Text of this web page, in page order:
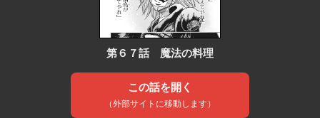
第６７話 魔法の料理
この話を開く
（外部サイトに移動します）